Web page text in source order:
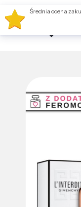
Średnia ocena